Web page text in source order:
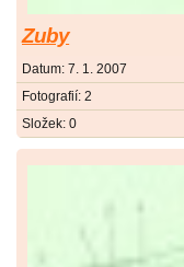
Zuby
Datum: 7. 1. 2007
Fotografií: 2
Složek: 0